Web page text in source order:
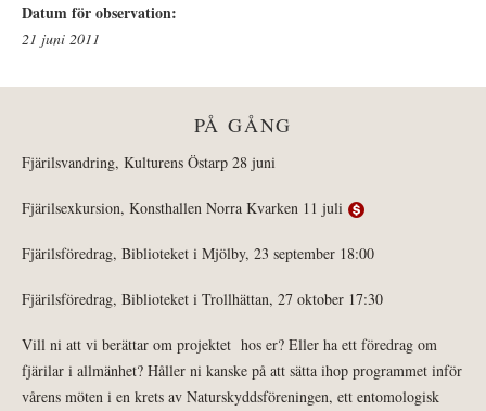
Datum för observation:
21 juni 2011
PÅ GÅNG
Fjärilsvandring, Kulturens Östarp 28 juni
Fjärilsexkursion, Konsthallen Norra Kvarken 11 juli
Fjärilsföredrag, Biblioteket i Mjölby, 23 september 18:00
Fjärilsföredrag, Biblioteket i Trollhättan, 27 oktober 17:30
Vill ni att vi berättar om projektet hos er? Eller ha ett föredrag om
fjärilar i allmänhet? Håller ni kanske på att sätta ihop programmet inför
vårens möten i en krets av Naturskyddsföreningen, ett entomologisk